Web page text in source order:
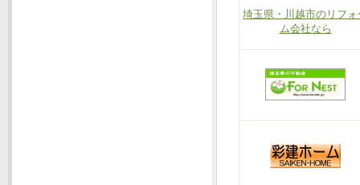
埼玉県・川越市のリフォ
ム会社なら